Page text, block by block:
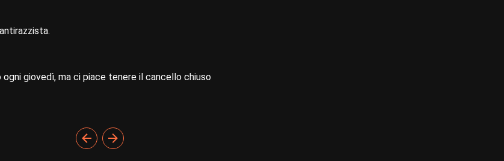
ogni giovedì, ma ci piace tenere il cancello chiuso